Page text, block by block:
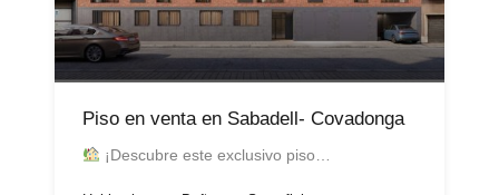
Piso en venta en Sabadell- Covadonga
¡Descubre este exclusivo piso…